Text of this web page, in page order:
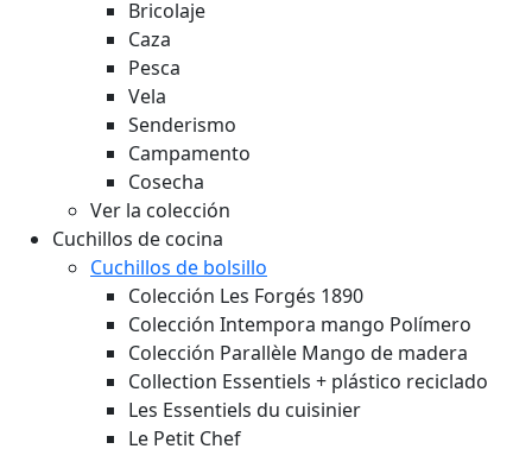
Bricolaje
Caza
Pesca
Vela
Senderismo
Campamento
Cosecha
Ver la colección
Cuchillos de cocina
Cuchillos de bolsillo
Colección Les Forgés 1890
Colección Intempora mango Polímero
Colección Parallèle Mango de madera
Collection Essentiels + plástico reciclado
Les Essentiels du cuisinier
Le Petit Chef